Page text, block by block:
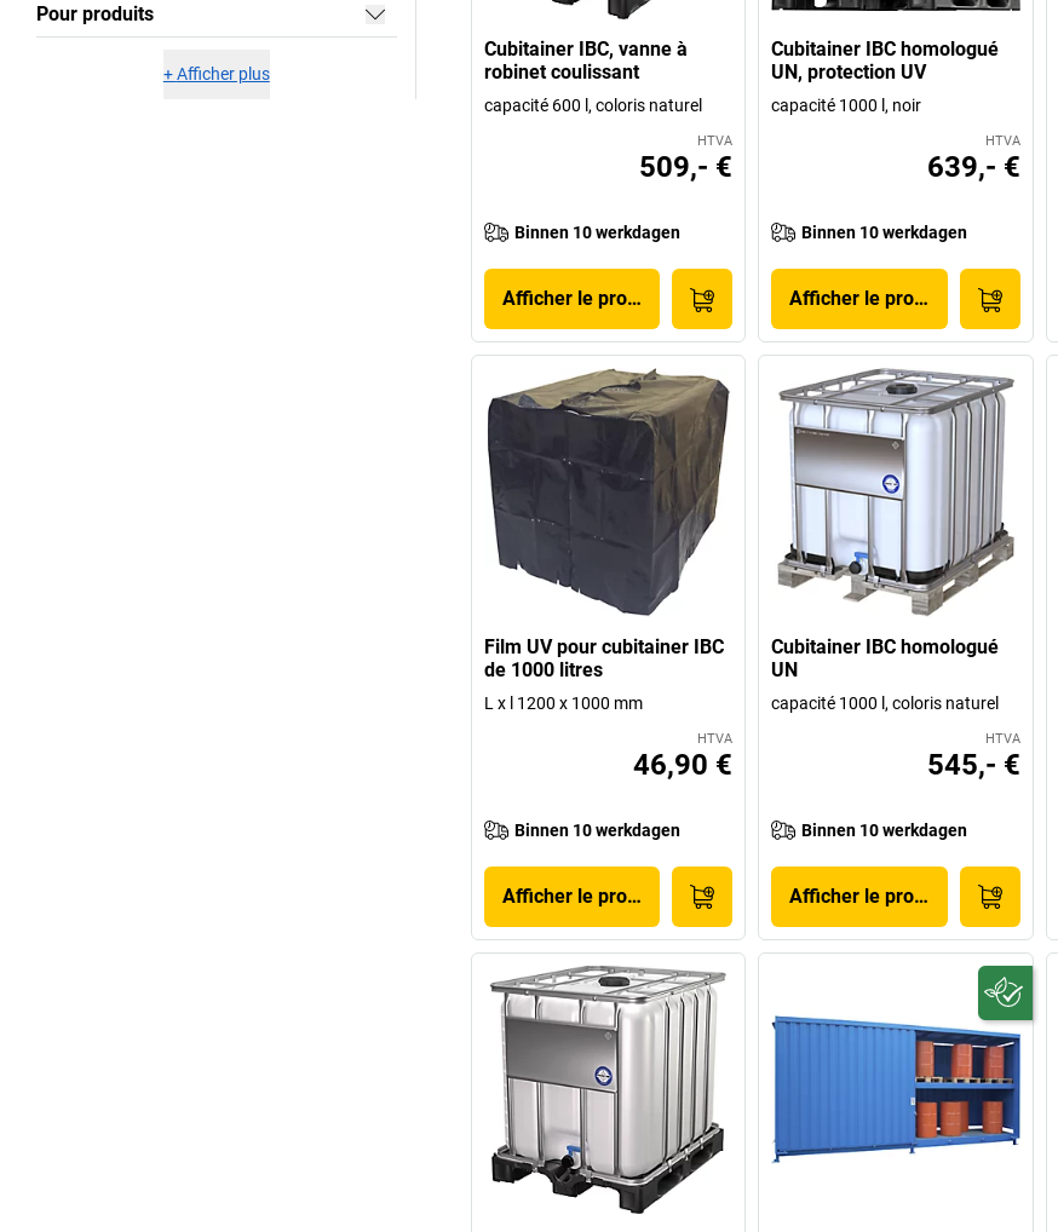
Pour produits
+Afficher plus
Cubitainer IBC, vanne à
robinet coulissant
capacité 600 l, coloris naturel
HTVA
509,- €
Binnen 10 werkdagen
Afficher le produit
Cubitainer IBC homologué
UN, protection UV
capacité 1000 l, noir
HTVA
639,- €
Binnen 10 werkdagen
Afficher le produit
Film UV pour cubitainer IBC
de 1000 litres
L x l 1200 x 1000 mm
HTVA
46,90 €
Binnen 10 werkdagen
Afficher le produit
Cubitainer IBC homologué
UN
capacité 1000 l, coloris naturel
HTVA
545,- €
Binnen 10 werkdagen
Afficher le produit